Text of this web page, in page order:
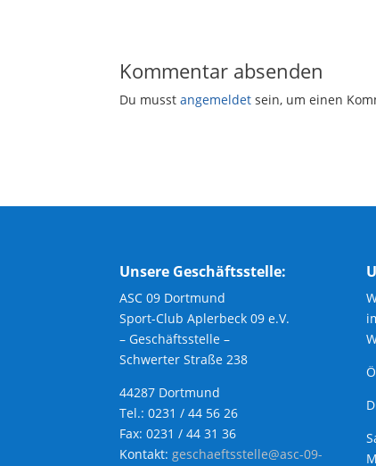
Kommentar absenden
Du musstangemeldet sein, um einen
Unsere Geschäftsstelle:
ASC 09 Dortmund
Sport-Club Aplerbeck 09 e.V.
– Geschäftsstelle –
Schwerter Straße 238
44287 Dortmund
Tel.: 0231 / 44 56 26
Fax: 0231 / 44 31 36
Kontakt:geschaeftsstelle@asc-09-